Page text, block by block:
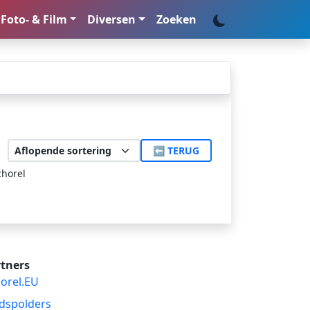
Foto- & Film Diversen Zoeken
⬅ TERUG